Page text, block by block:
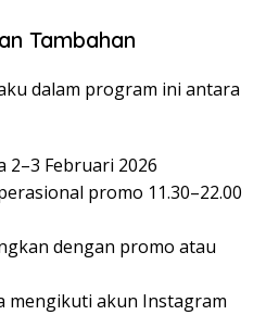
Tambahan
dalam program ini antara
2–3 Februari 2026
promo 11.30–22.00
dengan promo atau
mengikuti akun Instagram